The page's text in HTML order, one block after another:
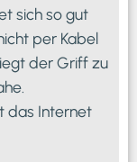
sich so gut
per Kabel
der Griff zu
das Internet